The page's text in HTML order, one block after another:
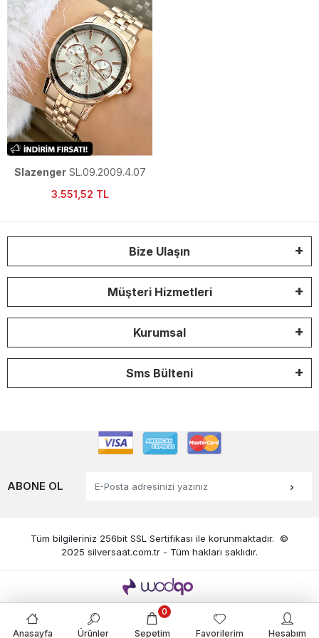
SlazengerSL.09.2009.4.07
Kadın Kol Saati
3.551,52 TL
Bize Ulaşın
Müşteri Hizmetleri
Kurumsal
Sms Bülteni
ABONE OL
Tüm bilgileriniz 256bit SSL Sertifikası ile korunmaktadır. ©
2025 silversaat.com.tr - Tüm hakları saklıdır.
Anasayfa Ürünler Sepetim
0
Favorilerim Hesabım